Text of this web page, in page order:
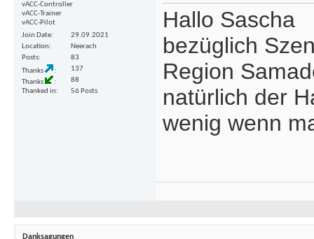
vACC-Controller
vACC-Trainer
vACC-Pilot
Join Date
29.09.2021
Location
Neerach
Posts
83
Thanks
137
Thanks
88
Thanked in
56 Posts
Hallo Sascha
bezüglich
Region
natürlich der
wenig wenn
Danksagungen